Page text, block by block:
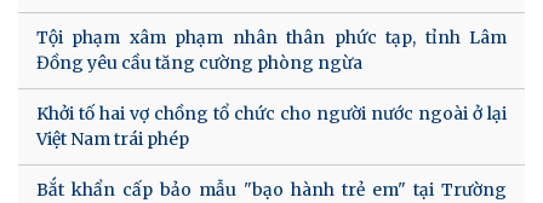
Tội phạm xâm phạm nhân thân phức tạp, tỉnh Lâm
Đồng yêu cầu tăng cường phòng ngừa
Khởi tố hai vợ chồng tổ chức cho người nước ngoài ở lại
Việt Nam trái phép
Bắt khẩn cấp bảo mẫu "bạo hành trẻ em" tại Trường